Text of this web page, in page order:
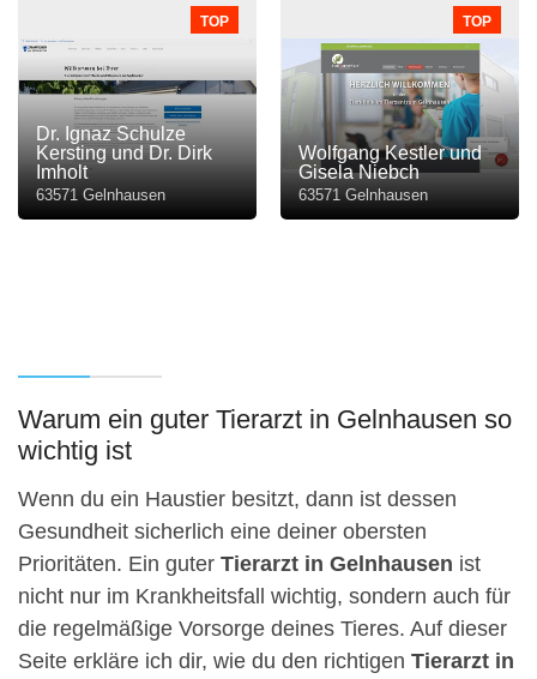
TOP
Dr. Ignaz Schulze
Kersting und Dr. Dirk
Imholt
63571 Gelnhausen
TOP
Wolfgang Kestler und
Gisela Niebch
63571 Gelnhausen
Warum ein guter Tierarzt in Gelnhausen so
wichtig ist
Wenn du ein Haustier besitzt, dann ist dessen
Gesundheit sicherlich eine deiner obersten
Prioritäten. Ein guter Tierarzt in Gelnhausen ist
nicht nur im Krankheitsfall wichtig, sondern auch für
die regelmäßige Vorsorge deines Tieres. Auf dieser
Seite erkläre ich dir, wie du den richtigen Tierarzt in